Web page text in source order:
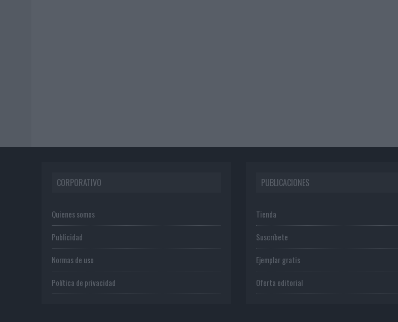
CORPORATIVO
Quienes somos
Publicidad
Normas de uso
Política de privacidad
PUBLICACIONES
Tienda
Suscríbete
Ejemplar gratis
Oferta editorial